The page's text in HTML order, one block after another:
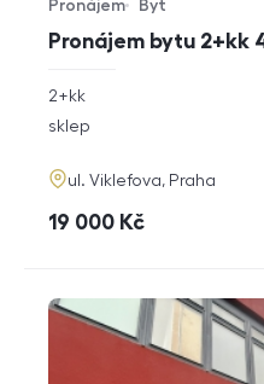
Pronájem bytu 2+kk
Typ nabídky
Pronájem
Typ nemovitosti
Byt
rozměry
2+kk
funkce
sklep
adresa
ul. Viklefova, Praha
cena
19 000 Kč